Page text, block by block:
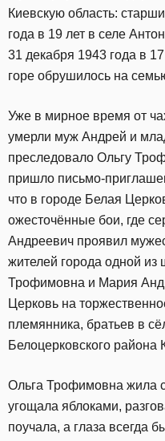
Киевскую область:
года в 19 лет в селе
31 декабря 1943 года в
горе обрушилось на
Уже в мирное время от
умерли муж Андрей и
преследовало Ольгу
пришло письмо-
что в городе Белая
ожесточённые бои, где
Андреевич проявил
жителей города одной из
Трофимовна и Мария
Церковь на
племянника, братьев в
Белоцерковского района
Ольга Трофимовна жила
угощала яблоками,
поучала, а глаза всегда